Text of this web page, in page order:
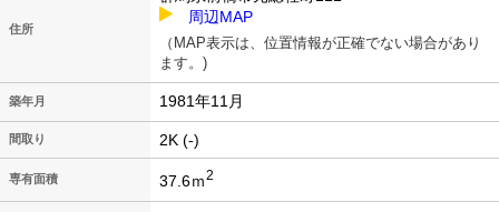
住所
周辺MAP
（MAP表示は、位置情報が正確でない場合があり
ます。)
築年月 1981年11月
間取り 2K (-)
専有面積 37.6ｍ2